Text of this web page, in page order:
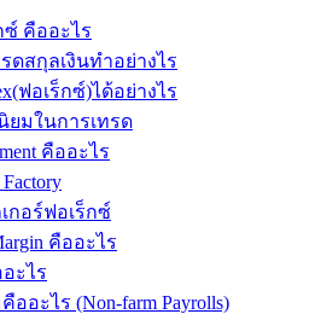
ซ์ คืออะไร
ดสกุลเงินทำอย่างไร
ฟอเร็กซ์)ได้อย่างไร
ยมในการเทรด
คืออะไร
กอร์ฟอเร็กซ์
คืออะไร
อะไร
อะไร (Non-farm Payrolls)